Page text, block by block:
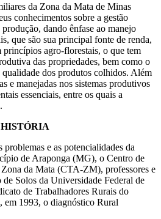
da Zona da Mata de Minas
conhecimentos sobre a gestão
produção, dando ênfase ao manejo
que são sua principal fonte de renda,
princípios agro-florestais, o que tem
das propriedades, bem como o
qualidade dos produtos colhidos. Além
e manejadas nos sistemas produtivos
essenciais, entre os quais a
e as potencialidades da
de Araponga (MG), o Centro de
da Mata (CTA-ZM), professores e
de Solos da Universidade Federal de
de Trabalhadores Rurais do
1993, o diagnóstico Rural